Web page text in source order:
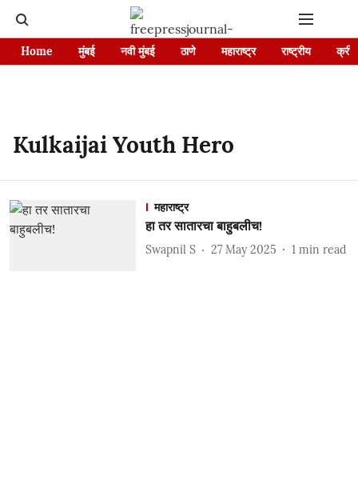
Home मुंबई नवी मुंबई ठाणे महाराष्ट्र राष्ट्रीय
Kulkaijai Youth Hero
महाराष्ट्र
हा तर सातारचा बाहुबलीच!
Swapnil S 27 May 2025 1 min read